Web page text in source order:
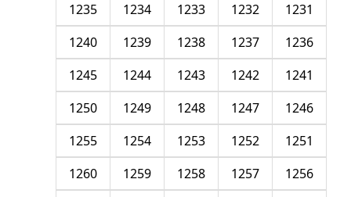
1231
1232
1233
1234
1235
1236
1237
1238
1239
1240
1241
1242
1243
1244
1245
1246
1247
1248
1249
1250
1251
1252
1253
1254
1255
1256
1257
1258
1259
1260